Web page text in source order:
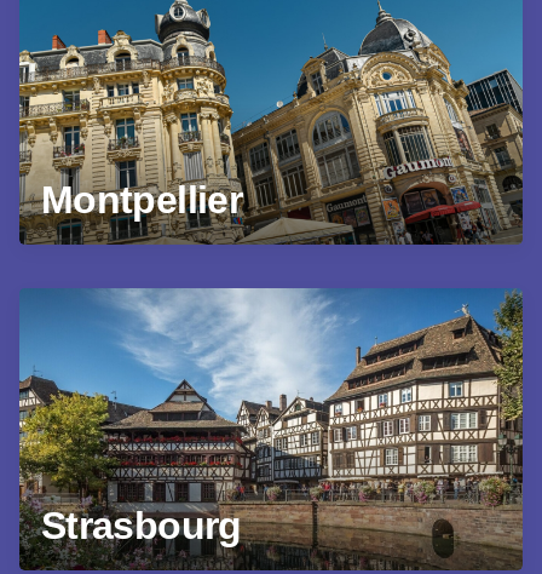
Montpellier
Strasbourg